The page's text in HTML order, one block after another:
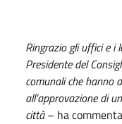
Ringrazio gli uffici e i
Presidente del
comunali che hanno
all’approvazione di
città– ha